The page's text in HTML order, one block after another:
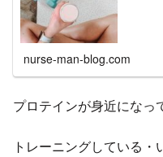
nurse-man-blog.com
プロテインが身近になっ
トレーニングしている